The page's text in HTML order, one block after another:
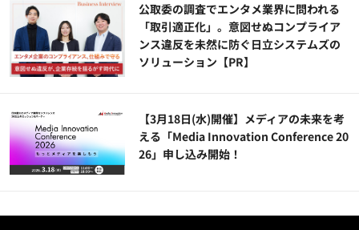
公​​取委の調査でエンタメ業界に問われる
「取引適正化」。意図せぬコンプライア
ンス違反を未然に防ぐ日立システムズの
ソリューション​【PR】
【3月18日(水)開催】メディアの未来を考
える「Media Innovation Conference 20
26」申し込み開始！